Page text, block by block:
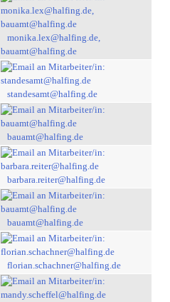
monika.lex@halfing.de,
bauamt@halfing.de
standesamt@halfing.de
bauamt@halfing.de
barbara.reiter@halfing.de
bauamt@halfing.de
florian.schachner@halfing.de